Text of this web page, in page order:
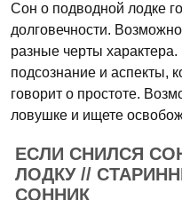
Сон о подводной лодке
долговечности.
разные черты
подсознание и аспекты,
говорит о простоте.
ловушке и ищете
ЕСЛИ СНИЛСЯ
ЛОДКУ //
СОННИК